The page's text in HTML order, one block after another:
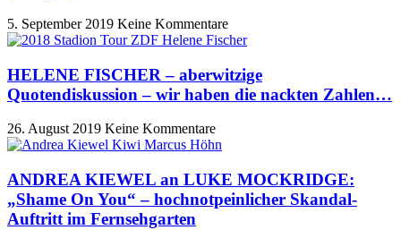
5. September 2019 Keine Kommentare
HELENE FISCHER – aberwitzige
Quotendiskussion – wir haben die nackten Zahlen…
26. August 2019 Keine Kommentare
ANDREA KIEWEL an LUKE MOCKRIDGE:
„Shame On You“ – hochnotpeinlicher Skandal-
Auftritt im Fernsehgarten